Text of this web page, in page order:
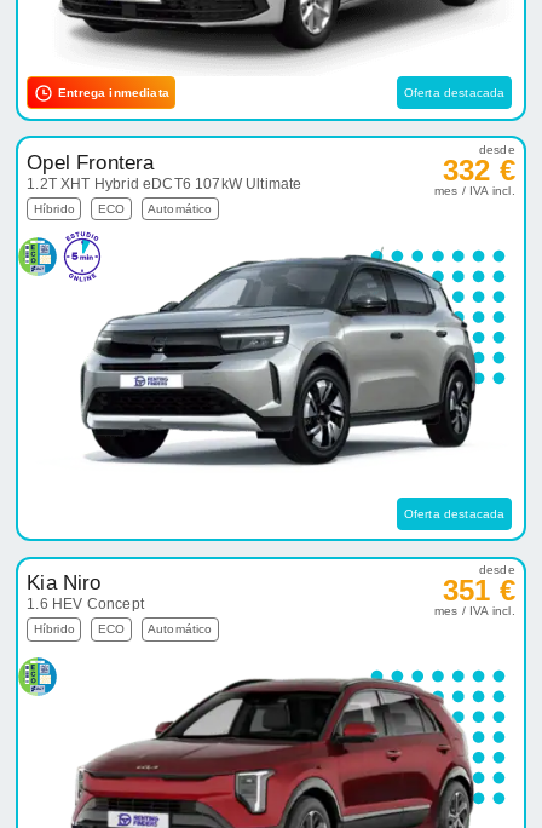
Entrega inmediata Oferta destacada
Opel Frontera
1.2T XHT Hybrid eDCT6 107kW Ultimate
Híbrido ECO Automático
desde
332 €
mes / IVA incl.
Oferta destacada
Kia Niro
1.6 HEV Concept
Híbrido ECO Automático
desde
351 €
mes / IVA incl.